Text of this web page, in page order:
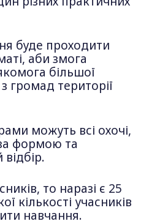
буде проходити
аби змога
більшої
з громад території
можуть всі охочі,
формою та
то наразі є 25
кількості учасників
навчання.